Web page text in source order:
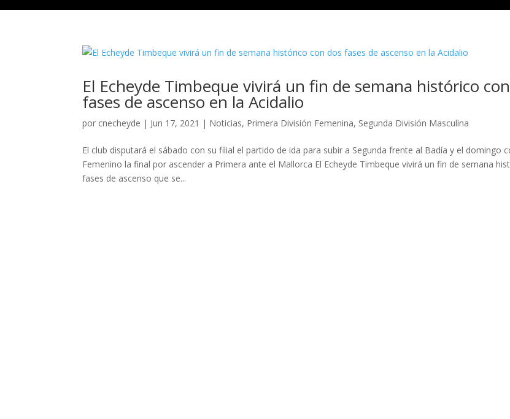
El Echeyde Timbeque vivirá un fin de semana histórico
fases de ascenso en la Acidalio
por cnecheyde | Jun 17, 2021 | Noticias, Primera División Femenina, Segunda División Masculina
El club disputará el sábado con su filial el partido de ida para subir a Segunda frente al Badía y el domingo
Femenino la final por ascender a Primera ante el Mallorca El Echeyde Timbeque vivirá un fin de semana
fases de ascenso que se...